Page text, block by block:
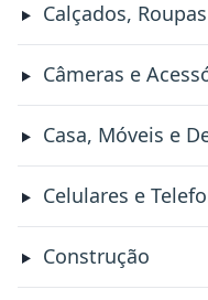
Calçados,
Câmeras e
Casa, Móveis e
Celulares e
Construção